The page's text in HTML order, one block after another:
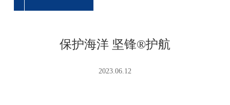
保护海洋 坚锋®护航
2023.06.12